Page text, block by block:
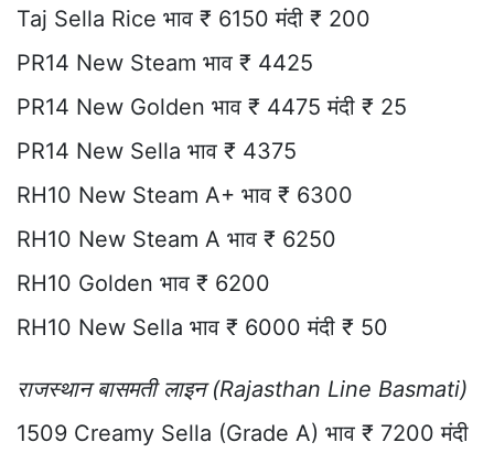
Taj Sella Rice भाव ₹ 6150 मंदी ₹ 200
PR14 New Steam भाव ₹ 4425
PR14 New Golden भाव ₹ 4475 मंदी ₹ 25
PR14 New Sella भाव ₹ 4375
RH10 New Steam A+ भाव ₹ 6300
RH10 New Steam A भाव ₹ 6250
RH10 Golden भाव ₹ 6200
RH10 New Sella भाव ₹ 6000 मंदी ₹ 50
राजस्थान बासमती लाइन (Rajasthan Line Basmati)
1509 Creamy Sella (Grade A) भाव ₹ 7200 मंदी